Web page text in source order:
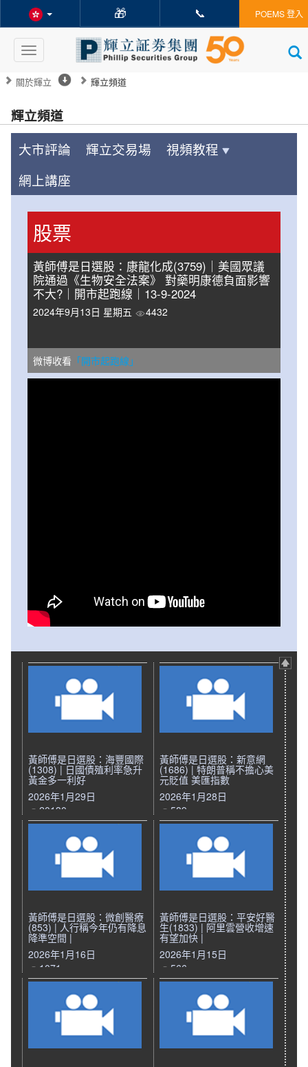
🎁 📞 POEMS 登入
Toggle
navigation
關於輝立 輝立頻道
輝立頻道
大市評論 輝立交易場
視頻教程
網上講座
股票
黃師傅是日選股：康龍化成(3759)｜美國眾議
院通過《生物安全法案》 對藥明康德負面影響
不大?｜開市起跑線｜13-9-2024
2024年9月13日 星期五 4432
微博收看 「開市起跑線」
黃師傅是日選股：海豐國際
(1308) | 日國債殖利率急升
黃金多一利好
2026年1月29日
20130
黃師傅是日選股：新意網
(1686) | 特朗普稱不擔心美
元貶值 美匯指數
2026年1月28日
589
黃師傅是日選股：微創醫療
(853) | 人行稱今年仍有降息
降準空間 |
2026年1月16日
1071
黃師傅是日選股：平安好醫
生(1833) | 阿里雲營收增速
有望加快 |
2026年1月15日
566